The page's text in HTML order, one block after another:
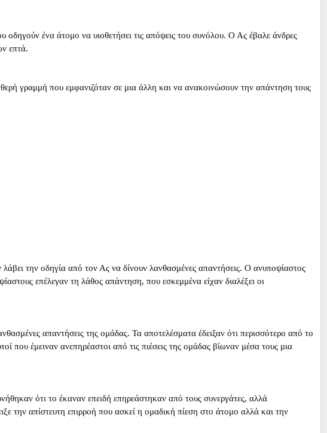
ένα άτομο να υιοθετήσει τις απόψεις του συνόλου. Ο Ας έβαλε άνδρες
επτά.
γραμμή που εμφανιζόταν σε μια άλλη και να ανακοινώσουν την απάντηση τους
την οδηγία από τον Ας να δίνουν λανθασμένες απαντήσεις. Ο ανυποψίαστος
επέλεγαν τη λάθος απάντηση, που εσκεμμένα είχαν διαλέξει οι
απαντήσεις της ομάδας. Τα αποτελέσματα έδειξαν ότι περισσότερο από το
που έμειναν ανεπηρέαστοι από τις πιέσεις της ομάδας βίωναν μέσα τους μια
ότι το έκαναν επειδή επηρεάστηκαν από τους συνεργάτες, αλλά
την απίστευτη επιρροή που ασκεί η ομαδική πίεση στο άτομο αλλά και την